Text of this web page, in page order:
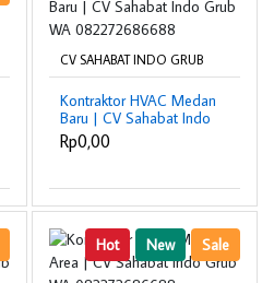
CV SAHABAT INDO GRUB
Kontraktor HVAC Medan
Baru | CV Sahabat Indo
Grub WA
082272686688
Rp0,00
Hot New Sale